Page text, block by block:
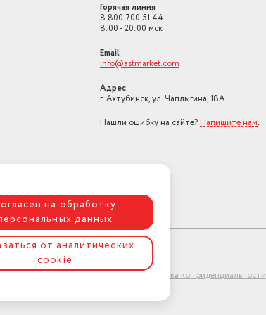
штампованная
1.75
Китай
Горячая линия
8 800 700 51 44
8:00 - 20:00 мск
Email
info@astmarket.com
Адрес
г. Ахтубинск, ул. Чаплыгина, 18А
Нашли ошибку на сайте? Напишите нам.
Политика конфиденциальности
на обработку
данных
от аналитических
cookie